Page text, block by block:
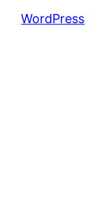
WordPress